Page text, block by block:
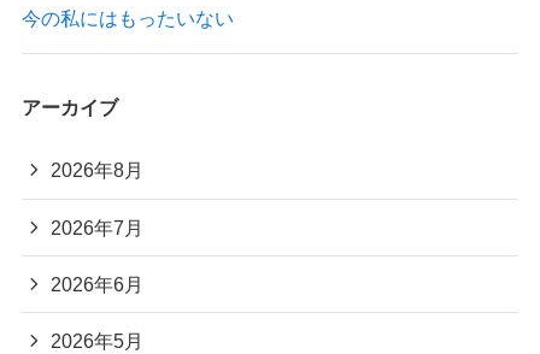
今の私にはもったいない
アーカイブ
2026年8月
2026年7月
2026年6月
2026年5月